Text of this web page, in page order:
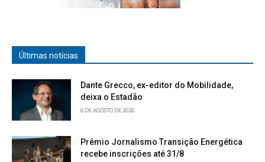
Últimas notícias
Dante Grecco, ex-editor do Mobilidade,
deixa o Estadão
6 DE AGOSTO DE 2026
Prêmio Jornalismo Transição Energética
recebe inscrições até 31/8